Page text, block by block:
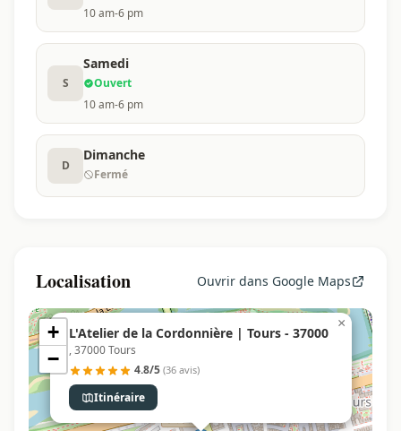
10 am-6 pm
S
Samedi
Ouvert
10 am-6 pm
D
Dimanche
Fermé
Localisation Ouvrir dans Google Maps
L'Atelier de la Cordonnière | Tours - 37000
, 37000 Tours
4.8/5 (36 avis)
Itinéraire
×
+
−